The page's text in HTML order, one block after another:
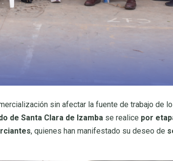
sin afectar la fuente de trabajo de
de Santa Clara de Izamba se realice por
, quienes han manifestado su deseo de